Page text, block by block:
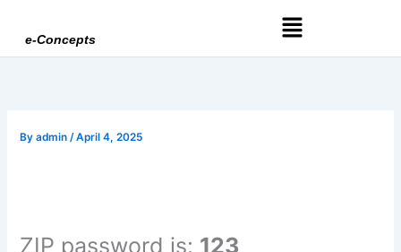
content
e-Concepts
Menu
Byadmin /April 4, 2025
ZIP password is: 123